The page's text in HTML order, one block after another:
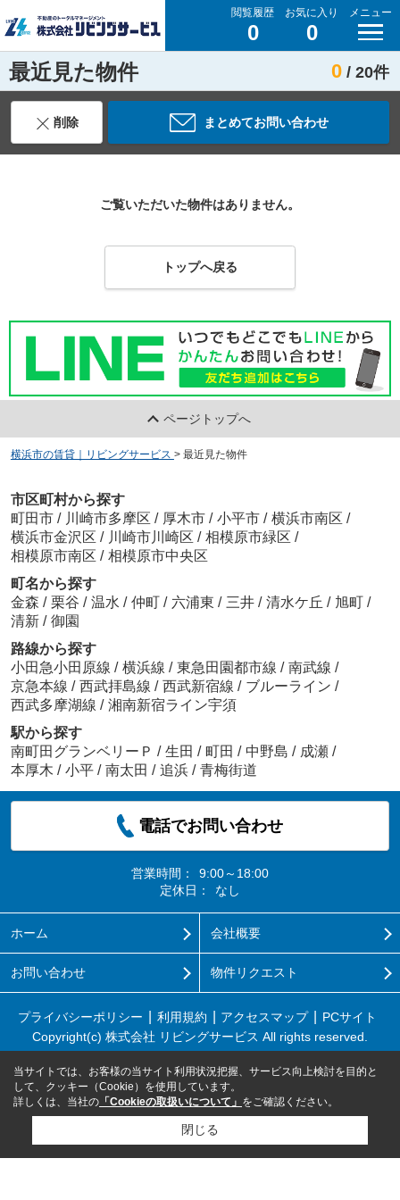
閲覧履歴
0
お気に入り
0
メニュー
最近見た物件 0 / 20件
削除 まとめてお問い合わせ
ご覧いただいた物件はありません。
トップへ戻る
ページトップへ
横浜市の賃貸｜リビングサービス > 最近見た物件
市区町村から探す
町田市 / 川崎市多摩区 / 厚木市 / 小平市 / 横浜市南区 /
横浜市金沢区 / 川崎市川崎区 / 相模原市緑区 /
相模原市南区 / 相模原市中央区
町名から探す
金森 / 栗谷 / 温水 / 仲町 / 六浦東 / 三井 / 清水ケ丘 / 旭町 /
清新 / 御園
路線から探す
小田急小田原線 / 横浜線 / 東急田園都市線 / 南武線 /
京急本線 / 西武拝島線 / 西武新宿線 / ブルーライン /
西武多摩湖線 / 湘南新宿ライン宇須
駅から探す
南町田グランベリーＰ / 生田 / 町田 / 中野島 / 成瀬 /
本厚木 / 小平 / 南太田 / 追浜 / 青梅街道
電話でお問い合わせ
営業時間：
9:00～18:00
定休日：
なし
ホーム 会社概要
お問い合わせ 物件リクエスト
プライバシーポリシー 利用規約 アクセスマップ
PCサイト
Copyright(c) 株式会社 リビングサービス All rights reserved.
当サイトでは、お客様の当サイト利用状況把握、サービス向上検討を目的と
して、クッキー（Cookie）を使用しています。
詳しくは、当社の 「Cookieの取扱いについて」 をご確認ください。
閉じる